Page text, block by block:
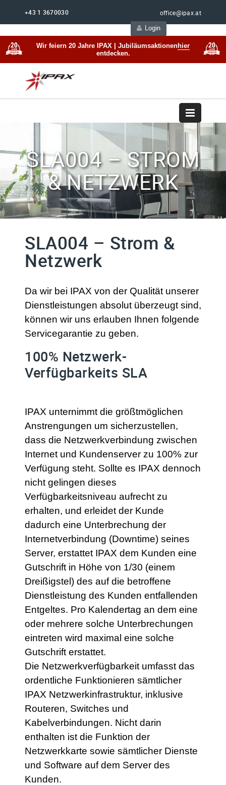
+43 1 3670030
office@ipax.at
Login
Wir feiern 20 Jahre IPAX | Jubiläumsaktionenhier
entdecken.
SLA004 – STROM
& NETZWERK
SLA004 – Strom &
Netzwerk
Da wir bei IPAX von der Qualität unserer
Dienstleistungen absolut überzeugt sind,
können wir uns erlauben Ihnen folgende
Servicegarantie zu geben.
100% Netzwerk-
Verfügbarkeits SLA
IPAX unternimmt die größtmöglichen
Anstrengungen um sicherzustellen,
dass die Netzwerkverbindung zwischen
Internet und Kundenserver zu 100% zur
Verfügung steht. Sollte es IPAX dennoch
nicht gelingen dieses
Verfügbarkeitsniveau aufrecht zu
erhalten, und erleidet der Kunde
dadurch eine Unterbrechung der
Internetverbindung (Downtime) seines
Server, erstattet IPAX dem Kunden eine
Gutschrift in Höhe von 1/30 (einem
Dreißigstel) des auf die betroffene
Dienstleistung des Kunden entfallenden
Entgeltes. Pro Kalendertag an dem eine
oder mehrere solche Unterbrechungen
eintreten wird maximal eine solche
Gutschrift erstattet.
Die Netzwerkverfügbarkeit umfasst das
ordentliche Funktionieren sämtlicher
IPAX Netzwerkinfrastruktur, inklusive
Routeren, Switches und
Kabelverbindungen. Nicht darin
enthalten ist die Funktion der
Netzwerkkarte sowie sämtlicher Dienste
und Software auf dem Server des
Kunden.